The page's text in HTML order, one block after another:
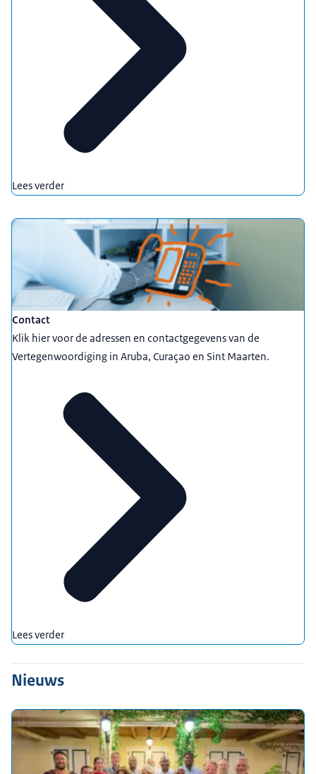
Lees verder
Contact
Klik hier voor de adressen en contactgegevens van de
Vertegenwoordiging in Aruba, Curaçao en Sint Maarten.
Lees verder
Nieuws